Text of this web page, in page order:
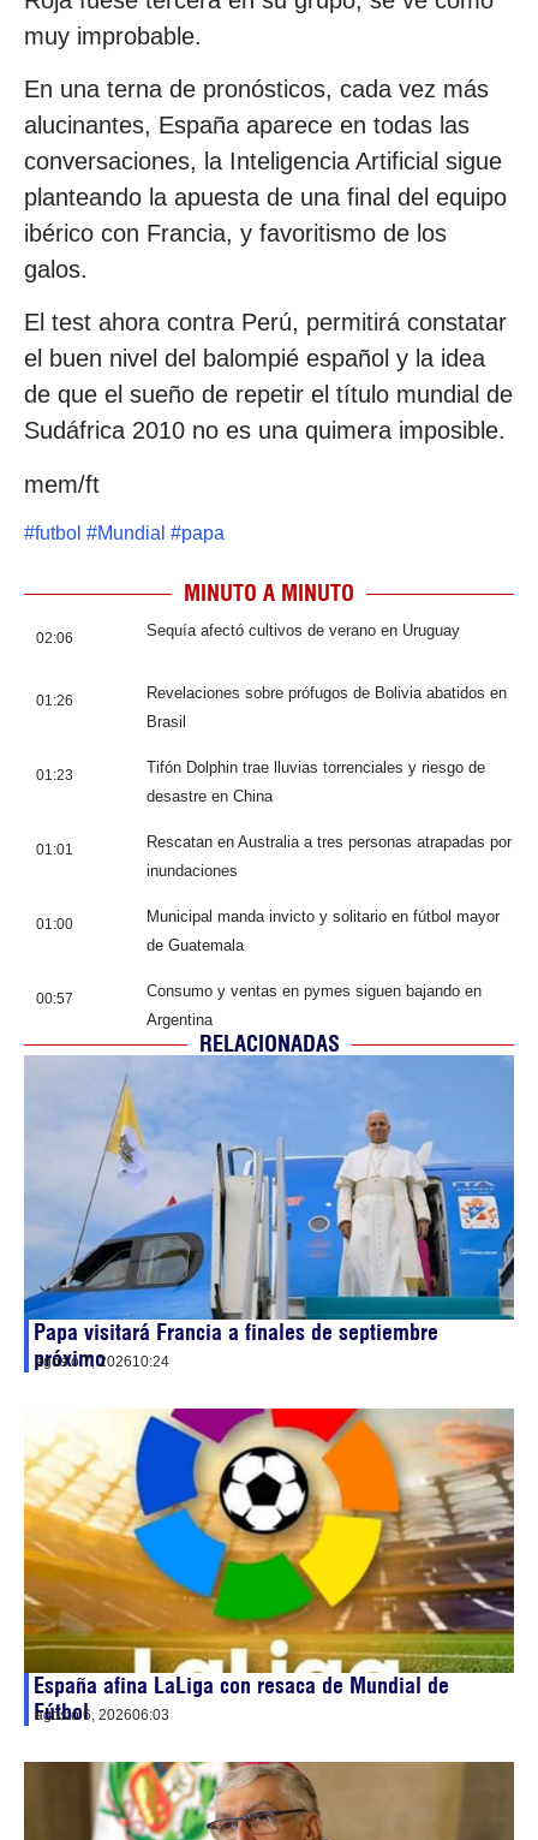
muy improbable.
En una terna de pronósticos, cada vez más
alucinantes, España aparece en todas las
conversaciones, la Inteligencia Artificial sigue
planteando la apuesta de una final del equipo
ibérico con Francia, y favoritismo de los
galos.
El test ahora contra Perú, permitirá constatar
el buen nivel del balompié español y la idea
de que el sueño de repetir el título mundial de
Sudáfrica 2010 no es una quimera imposible.
mem/ft
#futbol #Mundial #papa
MINUTO A MINUTO
02:06 Sequía afectó cultivos de verano en Uruguay
01:26
Revelaciones sobre prófugos de Bolivia abatidos en
Brasil
01:23
Tifón Dolphin trae lluvias torrenciales y riesgo de
desastre en China
01:01
Rescatan en Australia a tres personas atrapadas por
inundaciones
01:00
Municipal manda invicto y solitario en fútbol mayor
de Guatemala
00:57
Consumo y ventas en pymes siguen bajando en
Argentina
RELACIONADAS
Papa visitará Francia a finales de septiembre
próximo
agosto 7, 202610:24
España afina LaLiga con resaca de Mundial de
Fútbol
agosto 6, 202606:03